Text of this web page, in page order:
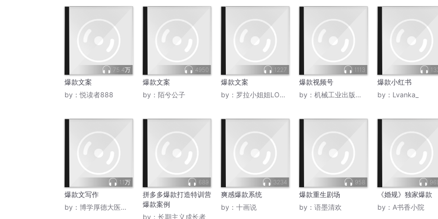
75.4万
爆款文案
by：悦读者888
4950
爆款文案
by： 陌兮公子
1227
爆款文案
by： 罗拉小姐姐LOLA172HK
1113
爆款视频号
by： 机械工业出版社CMP
爆款小红书
by： Lvanka_
1.1万
爆款文写作
by： 博学厚德大医精诚
689
拼多多爆款打造特训营
爆款案例
by： 长期主义成长者
3234
爽感爆款系统
by： 十画说
958
爆款重生剧场
by： 语墨清欢
《婚规》独家爆款
by： A书香小院